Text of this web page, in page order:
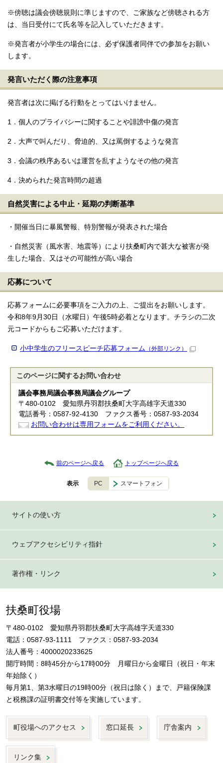
※傍聴は議会傍聴規則に準じますので、ご家族など傍聴される方
は、当日受付にて氏名等を記入していただきます。
※発言者が小学生の場合には、必ず保護者同伴での参加をお願い
します。
発言いただく際の注意事項
発言者は次に掲げる行動をとってはいけません。
1．個人のプライバシーに関することや誹謗中傷の発言
2．大声で叫んだり、脅迫的、又は罵倒するような発言
3．会議の秩序あるいは運営を乱すようなその他の発言
4．決められた発言時間の超過
自然災害による中止・延期の判断基準
・開催当日に暴風警報、特別警報が発表された場合
・自然災害（風水害、地震等）により扶桑町内で甚大な被害が発
生した場合、又はその可能性が高い場合
応募について
応募フォームに必要事項をご入力の上、ご提出をお願いします。
令和8年9月30日（水曜日）午後5時必着となります。チラシの二次
元コードからもご応募いただけます。
小中学生のフリースピーチ応募フォーム （外部リンク）
このページに関するお問い合わせ
議会事務局議会事務局議会グループ
〒480-0102 愛知県丹羽郡扶桑町大字高雄字天道330
電話番号：0587-92-4130 ファクス番号：0587-93-2034
お問い合わせは専用フォームをご利用ください。
前のページへ戻る トップページへ戻る
表示 PC スマートフォン
サイトの使い方
ウェブアクセシビリティ指針
著作権・リンク
扶桑町役場
〒480-0102 愛知県丹羽郡扶桑町大字高雄字天道330
電話：0587-93-1111 ファクス：0587-93-2034
法人番号：4000020233625
開庁時間：8時45分から17時00分 月曜日から金曜日（祝日・年末
年始除く）
毎月第1、第3水曜日の19時00分（祝日は除く）まで、戸籍保険課
と税務課の証明書交付等を実施しています。
町役場へのアクセス 窓口延長 庁舎案内
リンク集